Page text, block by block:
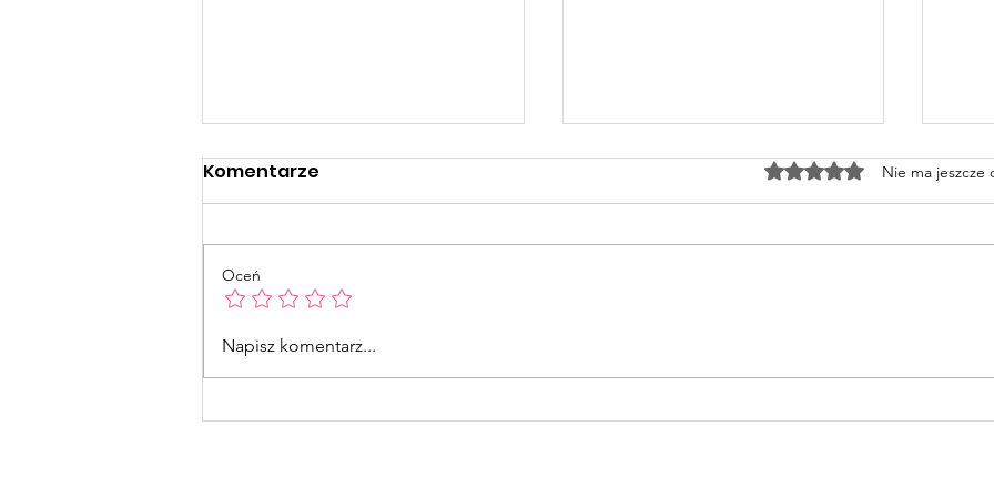
Naklejki Świąteczne
Komentarze Oceniono na 0 z 5Nie ma jeszcze
Oceń
Napisz komentarz...